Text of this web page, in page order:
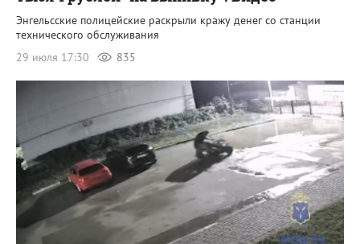
Энгельсские полицейские раскрыли кражу денег со станции
технического обслуживания
29 июля 17:30
835